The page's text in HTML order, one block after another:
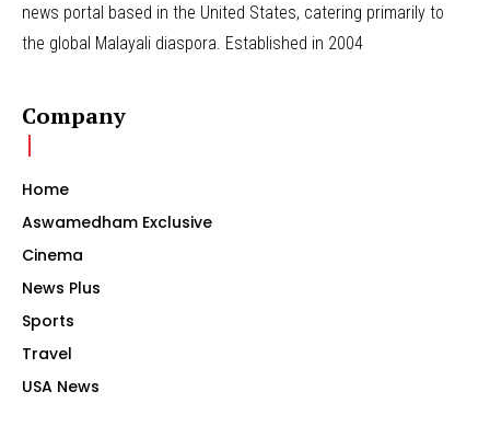
news portal based in the United States, catering primarily to
the global Malayali diaspora. Established in 2004
Company
Home
Aswamedham Exclusive
Cinema
News Plus
Sports
Travel
USA News